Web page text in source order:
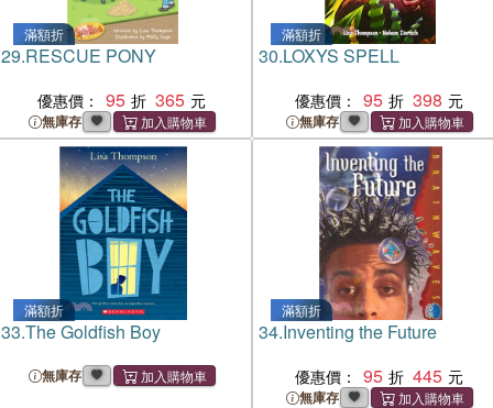
滿額折
29.RESCUE PONY
優惠價： 95 365
無庫存
滿額折
30.LOXYS SPELL
優惠價： 95 398
無庫存
滿額折
33.The Goldfish Boy
無庫存
滿額折
34.Inventing the Future
優惠價： 95 445
無庫存